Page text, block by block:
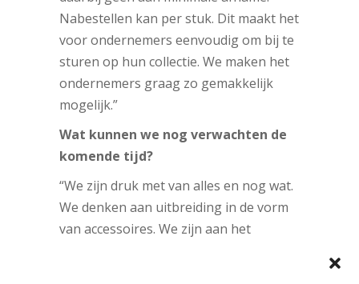
Nabestellen kan per stuk. Dit maakt het
voor ondernemers eenvoudig om bij te
sturen op hun collectie. We maken het
ondernemers graag zo gemakkelijk
mogelijk.”
Wat kunnen we nog verwachten de
komende tijd?
“We zijn druk met van alles en nog wat.
We denken aan uitbreiding in de vorm
van accessoires. We zijn aan het